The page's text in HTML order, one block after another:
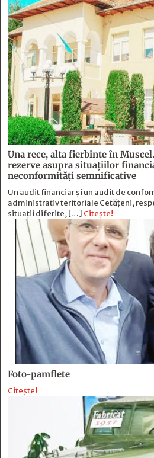
Una rece, alta fierbinte în
rezerve asupra situaţiilor
neconformităţi semnificative
Un audit financiar și un audit de
administrativ teritoriale Cetățeni,
situații diferite, […] Citește!
Foto-pamflete
Citește!